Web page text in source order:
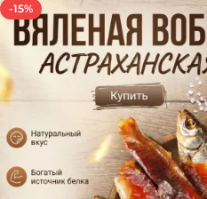
-15%